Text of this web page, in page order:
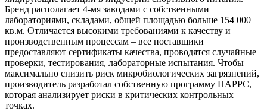
Бренд располагает 4-мя заводами с собственными
лабораториями, складами, общей площадью больше 154 000
кв.м. Отличается высокими требованиями к качеству и
производственным процессам – все поставщики
предоставляют сертификаты качества, проводятся случайные
проверки, тестирования, лабораторные испытания. Чтобы
максимально снизить риск микробиологических загрязнений,
производитель разработал собственную программу НАРРС,
которая анализирует риски в критических контрольных
точках.